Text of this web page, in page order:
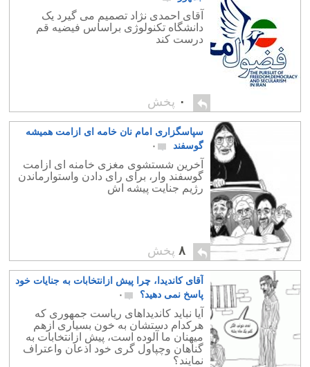
آقای احمدی نژاد تصمیم می گیرد یک
دانشگاه تکنولوژی براساس فیضیه قم
درست کند
۰ پخش
سپاسگزاری امام نان خامه ای ازامت همیشه
گوسفند
۰
آخرین شستشوی مغزی خامنه ای ازامت
گوسفند وار، برای رای دادن واستوارماندن
رژیم جنایت پیشه اش
۸ پخش
آقای کاندیدا، چرا پیش ازانتخابات به جنایات خود
پاسخ نمی دهید؟
۰
آیا نباید کاندیداهای ریاست جمهوری که
هرکدام دستشان به خون بسیاری ازهم
میهنان ما آلوده است، پیش ازانتخابات به
گناهان وچپاول گری خود اذعان واعتراف
نمایند؟